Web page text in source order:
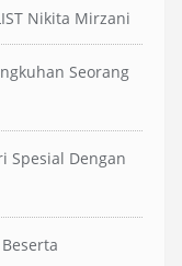
Nikita Mirzani
Seorang
Spesial Dengan